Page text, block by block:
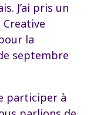
J’ai pris un
la
septembre
participer à